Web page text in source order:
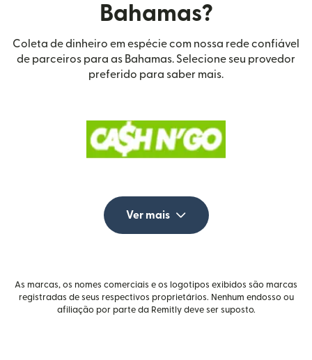
Bahamas?
Coleta de dinheiro em espécie com nossa rede confiável
de parceiros para as Bahamas. Selecione seu provedor
preferido para saber mais.
Ver mais
As marcas, os nomes comerciais e os logotipos exibidos são marcas
registradas de seus respectivos proprietários. Nenhum endosso ou
afiliação por parte da Remitly deve ser suposto.